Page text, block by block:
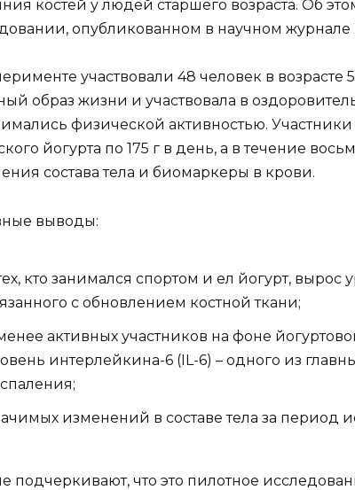
костей у людей старшего возраста. Об
опубликованном в научном журнале
участвовали 48 человек в возрасте
образ жизни и участвовала в
физической активностью.
йогурта по 175 г в день, а в течение
состава тела и биомаркеры в крови.
выводы:
кто занимался спортом и ел йогурт, вырос
с обновлением костной ткани;
активных участников на фоне
интерлейкина-6 (IL-6) – одного из
изменений в составе тела за период
подчеркивают, что это пилотное